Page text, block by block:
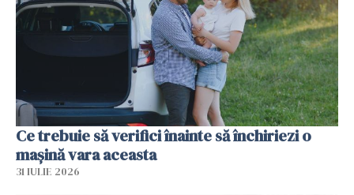
Ce trebuie să verifici înainte să închiriezi o
mașină vara aceasta
31 IULIE 2026